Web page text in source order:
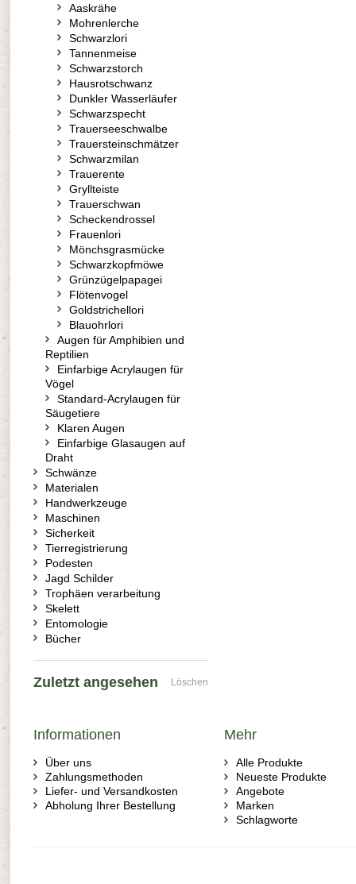
Aaskrähe
Mohrenlerche
Schwarzlori
Tannenmeise
Schwarzstorch
Hausrotschwanz
Dunkler Wasserläufer
Schwarzspecht
Trauerseeschwalbe
Trauersteinschmätzer
Schwarzmilan
Trauerente
Gryllteiste
Trauerschwan
Scheckendrossel
Frauenlori
Mönchsgrasmücke
Schwarzkopfmöwe
Grünzügelpapagei
Flötenvogel
Goldstrichellori
Blauohrlori
Augen für Amphibien und
Reptilien
Einfarbige Acrylaugen für
Vögel
Standard-Acrylaugen für
Säugetiere
Klaren Augen
Einfarbige Glasaugen auf
Draht
Schwänze
Materialen
Handwerkzeuge
Maschinen
Sicherkeit
Tierregistrierung
Podesten
Jagd Schilder
Trophäen verarbeitung
Skelett
Entomologie
Bücher
Zuletzt angesehen Löschen
Informationen
Über uns
Zahlungsmethoden
Liefer- und Versandkosten
Abholung Ihrer Bestellung
Mehr
Alle Produkte
Neueste Produkte
Angebote
Marken
Schlagworte